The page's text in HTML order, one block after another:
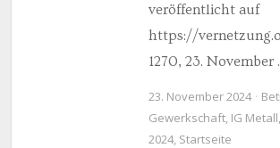
veröffentlicht auf
https://
1270, 23. November
23. November 2024
Gewerkschaft, IG Metall,
2024, Startseite